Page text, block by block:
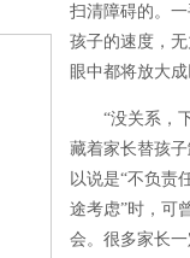
扫清障碍的。
孩子的速度，
眼中都将放大
“没关系，下
藏着家长替孩
以说是“不负责
途考虑”时，可
会。很多家长